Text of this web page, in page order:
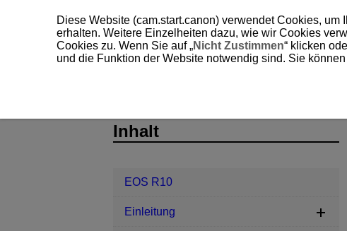
Wireless-Funktionen
Inhalt
EOS R10
Einleitung
Diese Website (cam.start.canon) verwendet Cookies,
erhalten. Weitere Einzelheiten dazu, wie wir Cookies
Cookies zu. Wenn Sie auf „Nicht Zustimmen“ klicken
und die Funktion der Website notwendig sind. Sie